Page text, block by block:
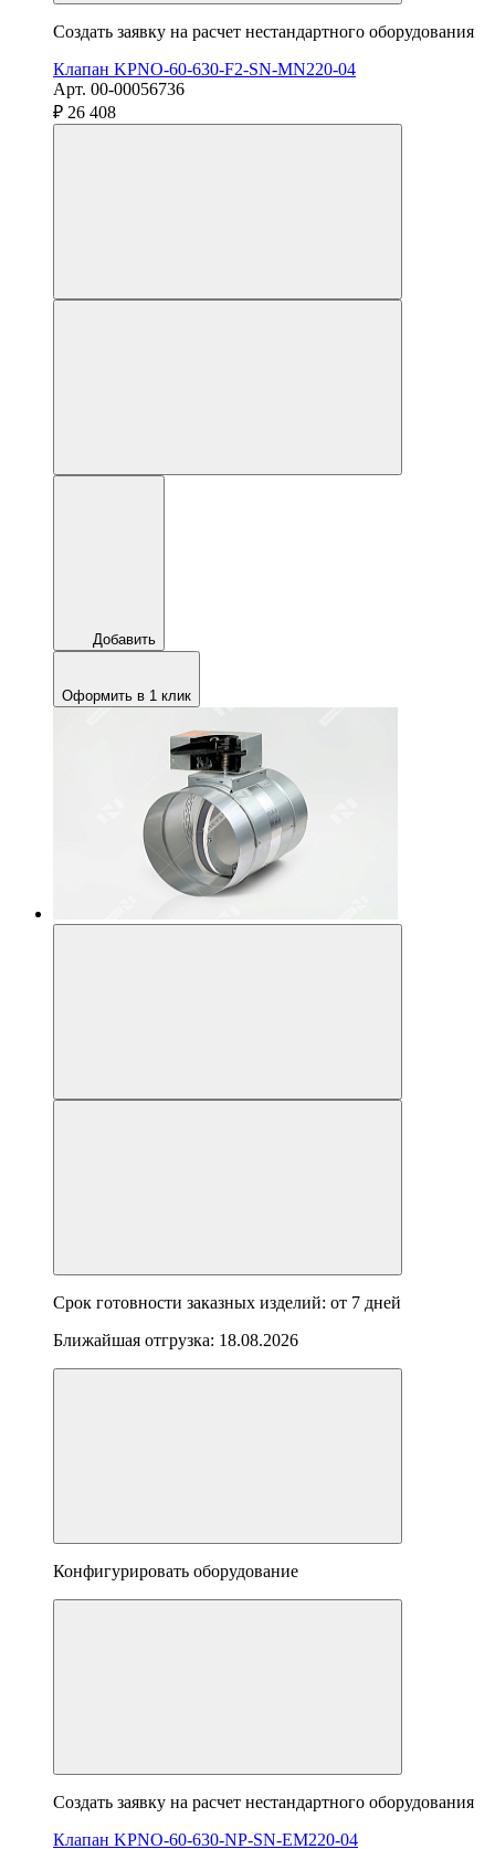
Создать заявку на расчет нестандартного оборудования
Клапан KPNO-60-630-F2-SN-MN220-04
Арт. 00-00056736
₽ 26 408
Добавить
Оформить в 1 клик
Срок готовности заказных изделий: от 7 дней
Ближайшая отгрузка: 18.08.2026
Конфигурировать оборудование
Создать заявку на расчет нестандартного оборудования
Клапан KPNO-60-630-NP-SN-EM220-04